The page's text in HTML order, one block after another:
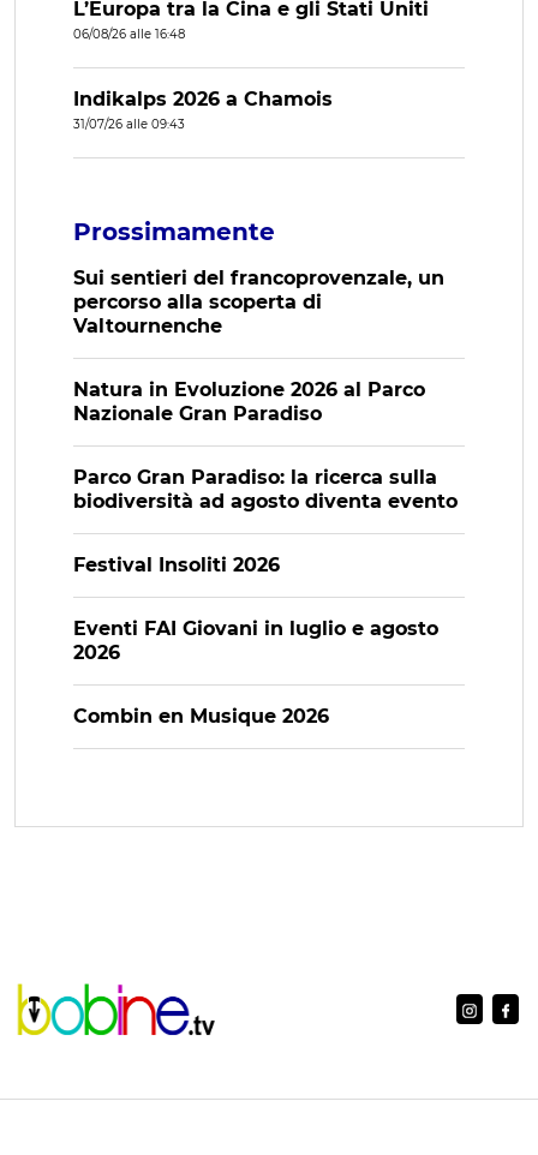
L’Europa tra la Cina e gli Stati Uniti
06/08/26 alle 16:48
Indikalps 2026 a Chamois
31/07/26 alle 09:43
Prossimamente
Sui sentieri del francoprovenzale, un
percorso alla scoperta di
Valtournenche
Natura in Evoluzione 2026 al Parco
Nazionale Gran Paradiso
Parco Gran Paradiso: la ricerca sulla
biodiversità ad agosto diventa evento
Festival Insoliti 2026
Eventi FAI Giovani in luglio e agosto
2026
Combin en Musique 2026